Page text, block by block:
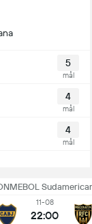
5
mål
4
mål
4
mål
11-08
22:00